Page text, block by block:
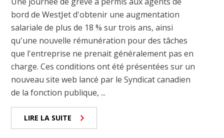
bord de WestJet d'obtenir une augmentation
salariale de plus de 18 % sur trois ans, ainsi
qu'une nouvelle rémunération pour des tâches
que l'entreprise ne prenait généralement pas en
charge. Ces conditions ont été présentées sur un
nouveau site web lancé par le Syndicat canadien
de la fonction publique, ...
LIRE LA SUITE